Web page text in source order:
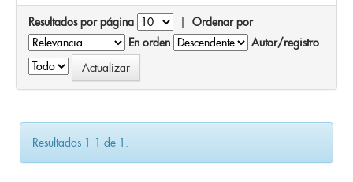
Resultados por página | Ordenar por
En orden
Autor/registro
Resultados 1-1 de 1.